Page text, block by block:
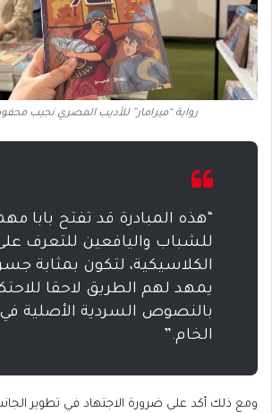
رواية “ميرامار” للأديب المصري نجيب
“هذه المبادرة قد تفتح بابا
للشباب واليافعين للتعرف
الكلاسيكية، لتكون بمثابة
يمهد لهم الطريق لاحقا
بالنصوص السردية الأصلية
الخام.”
ومع ذلك أكد على ضرورة الاجتهاد في تطوير